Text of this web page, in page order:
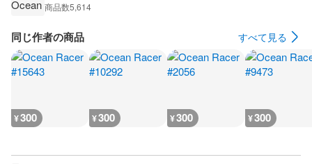
商品数5,614
同じ作者の商品 すべて見る
¥300 ¥300 ¥300 ¥300